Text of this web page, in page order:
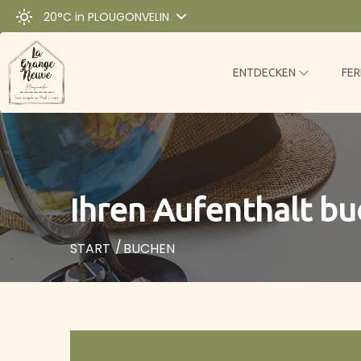
20°C in PLOUGONVELIN
ENTDECKEN
Ihren Aufenthalt
START BUCHEN